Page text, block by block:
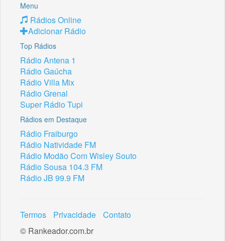
Menu
Rádios Online
Adicionar Rádio
Top Rádios
Rádio Antena 1
Rádio Gaúcha
Rádio Villa Mix
Rádio Grenal
Super Rádio Tupi
Rádios em Destaque
Rádio Fraiburgo
Rádio Natividade FM
Rádio Modão Com Wisley Souto
Rádio Sousa 104.3 FM
Rádio JB 99.9 FM
Termos Privacidade
Contato
© Rankeador.com.br